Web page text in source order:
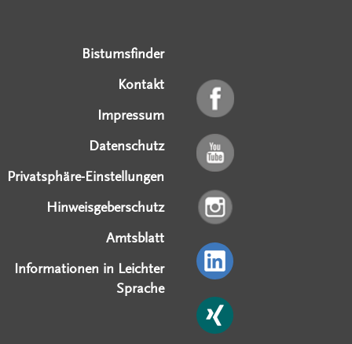
Bistumsfinder
Kontakt
Impressum
Datenschutz
Privatsphäre-Einstellungen
Hinweisgeberschutz
Amtsblatt
Informationen in Leichter
Sprache